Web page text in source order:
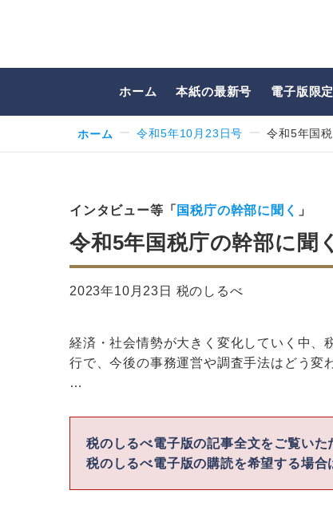
ホーム 本紙の最新号 電子版限定
ホーム 令和5年10月23日号 令和5年国
インタビュー等「 国税庁の幹部に聞く 」
令和5年国税庁の幹部に聞
2023年10月23日 税のしるべ
経済・社会情勢が大きく変化していく中、
行で、今後の事務運営や調査手法はどう変
…
税のしるべ電子版の記事全文をご覧い
税のしるべ電子版の購読を希望する場合